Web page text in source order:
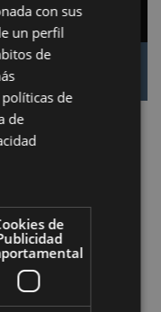
con sus
un perfil
de
de
de
de